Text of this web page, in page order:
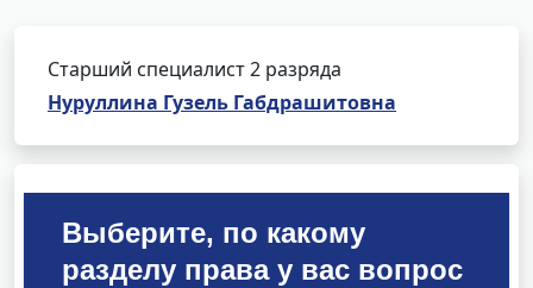
Старший специалист 2 разряда
Нуруллина Гузель Габдрашитовна